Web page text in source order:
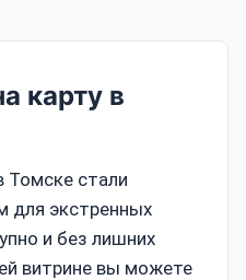
карту в
Томске стали
для экстренных
и без лишних
витрине вы можете